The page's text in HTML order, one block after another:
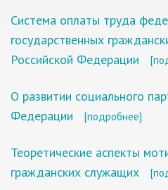
Система оплаты труда
государственных
Российской Федерации
О развитии социального
Федерации
[подробнее]
Теоретические аспекты
гражданских служащих